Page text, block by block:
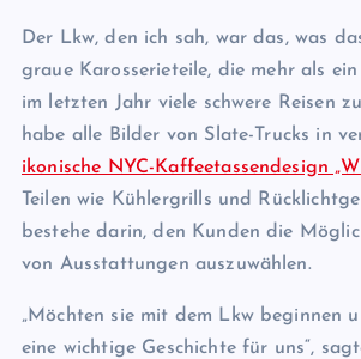
Der Lkw, den ich sah, war das, was
graue Karosserieteile, die mehr als
im letzten Jahr viele schwere Reisen
habe alle Bilder von Slate-Trucks in
ikonische NYC-Kaffeetassendesign
Teilen wie Kühlergrills und
bestehe darin, den Kunden die
von Ausstattungen auszuwählen.
„Möchten sie mit dem Lkw beginnen
eine wichtige Geschichte für uns“,